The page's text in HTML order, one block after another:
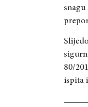
snagu
80/
ispita